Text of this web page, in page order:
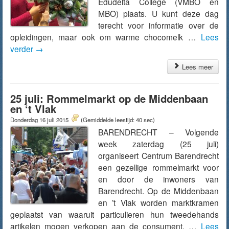
MBO) plaats. U kunt deze dag
terecht voor informatie over de
opleidingen, maar ook om warme chocomelk … Lees
verder →
Lees meer
25 juli: Rommelmarkt op de Middenbaan
en ‘t Vlak
Donderdag 16 juli 2015 (Gemiddelde leestijd: 40 sec)
BARENDRECHT – Volgende
week zaterdag (25 juli)
organiseert Centrum Barendrecht
een gezellige rommelmarkt voor
en door de inwoners van
Barendrecht. Op de Middenbaan
en ’t Vlak worden marktkramen
geplaatst van waaruit particulieren hun tweedehands
artikelen mogen verkopen aan de consument. … Lees